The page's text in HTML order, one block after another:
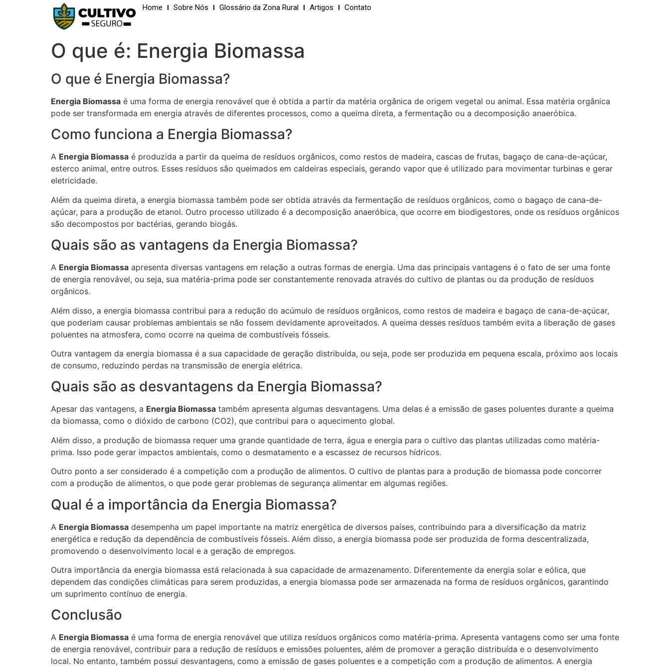
Home Sobre Nós Glossário da Zona Rural Artigos Contato
O que é: Energia Biomassa
O que é Energia Biomassa?
Energia Biomassa é uma forma de energia renovável que é obtida a partir da matéria orgânica de origem vegetal ou animal. Essa matéria orgânica
pode ser transformada em energia através de diferentes processos, como a queima direta, a fermentação ou a decomposição anaeróbica.
Como funciona a Energia Biomassa?
A Energia Biomassa é produzida a partir da queima de resíduos orgânicos, como restos de madeira, cascas de frutas, bagaço de cana-de-açúcar,
esterco animal, entre outros. Esses resíduos são queimados em caldeiras especiais, gerando vapor que é utilizado para movimentar turbinas e gerar
eletricidade.
Além da queima direta, a energia biomassa também pode ser obtida através da fermentação de resíduos orgânicos, como o bagaço de cana-de-
açúcar, para a produção de etanol. Outro processo utilizado é a decomposição anaeróbica, que ocorre em biodigestores, onde os resíduos orgânicos
são decompostos por bactérias, gerando biogás.
Quais são as vantagens da Energia Biomassa?
A Energia Biomassa apresenta diversas vantagens em relação a outras formas de energia. Uma das principais vantagens é o fato de ser uma fonte
de energia renovável, ou seja, sua matéria-prima pode ser constantemente renovada através do cultivo de plantas ou da produção de resíduos
orgânicos.
Além disso, a energia biomassa contribui para a redução do acúmulo de resíduos orgânicos, como restos de madeira e bagaço de cana-de-açúcar,
que poderiam causar problemas ambientais se não fossem devidamente aproveitados. A queima desses resíduos também evita a liberação de gases
poluentes na atmosfera, como ocorre na queima de combustíveis fósseis.
Outra vantagem da energia biomassa é a sua capacidade de geração distribuída, ou seja, pode ser produzida em pequena escala, próximo aos locais
de consumo, reduzindo perdas na transmissão de energia elétrica.
Quais são as desvantagens da Energia Biomassa?
Apesar das vantagens, a Energia Biomassa também apresenta algumas desvantagens. Uma delas é a emissão de gases poluentes durante a queima
da biomassa, como o dióxido de carbono (CO2), que contribui para o aquecimento global.
Além disso, a produção de biomassa requer uma grande quantidade de terra, água e energia para o cultivo das plantas utilizadas como matéria-
prima. Isso pode gerar impactos ambientais, como o desmatamento e a escassez de recursos hídricos.
Outro ponto a ser considerado é a competição com a produção de alimentos. O cultivo de plantas para a produção de biomassa pode concorrer
com a produção de alimentos, o que pode gerar problemas de segurança alimentar em algumas regiões.
Qual é a importância da Energia Biomassa?
A Energia Biomassa desempenha um papel importante na matriz energética de diversos países, contribuindo para a diversificação da matriz
energética e redução da dependência de combustíveis fósseis. Além disso, a energia biomassa pode ser produzida de forma descentralizada,
promovendo o desenvolvimento local e a geração de empregos.
Outra importância da energia biomassa está relacionada à sua capacidade de armazenamento. Diferentemente da energia solar e eólica, que
dependem das condições climáticas para serem produzidas, a energia biomassa pode ser armazenada na forma de resíduos orgânicos, garantindo
um suprimento contínuo de energia.
Conclusão
A Energia Biomassa é uma forma de energia renovável que utiliza resíduos orgânicos como matéria-prima. Apresenta vantagens como ser uma fonte
de energia renovável, contribuir para a redução de resíduos e emissões poluentes, além de promover a geração distribuída e o desenvolvimento
local. No entanto, também possui desvantagens, como a emissão de gases poluentes e a competição com a produção de alimentos. A energia